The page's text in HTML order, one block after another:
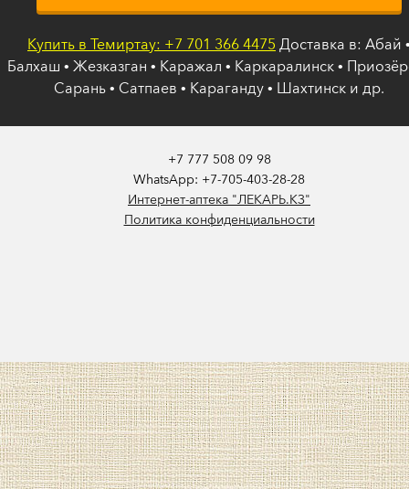
Купить в Темиртау: +7 701 366 4475 Доставка в: Абай
Балхаш • Жезказган • Каражал • Каркаралинск •
Сарань • Сатпаев • Караганду • Шахтинск и др.
+7 777 508 09 98
WhatsApp: +7-705-403-28-28
Интернет-аптека "ЛЕКАРЬ.КЗ"
Политика конфиденциальности